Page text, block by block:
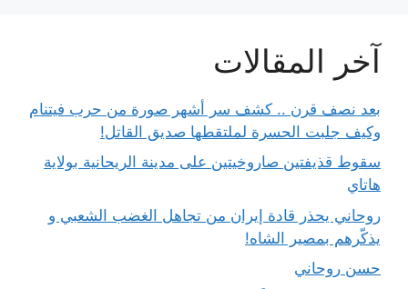
آخر المقالات
بعد نصف قرن .. كشف سر أشهر صورة من حرب فيتنام
وكيف جلبت الحسرة لملتقطها صديق القاتل!
سقوط قذيفتين صاروخيتين على مدينة الريحانية بولاية
هاتاي
روحاني يحذر قادة إيران من تجاهل الغضب الشعبي و
يذكّرهم بمصير الشاه!
حسن روحاني